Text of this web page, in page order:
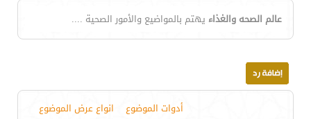
عالم الصحه والغذاء يهتم بالمواضيع والأمور الصحية ....
أدوات الموضوع انواع عرض الموضوع